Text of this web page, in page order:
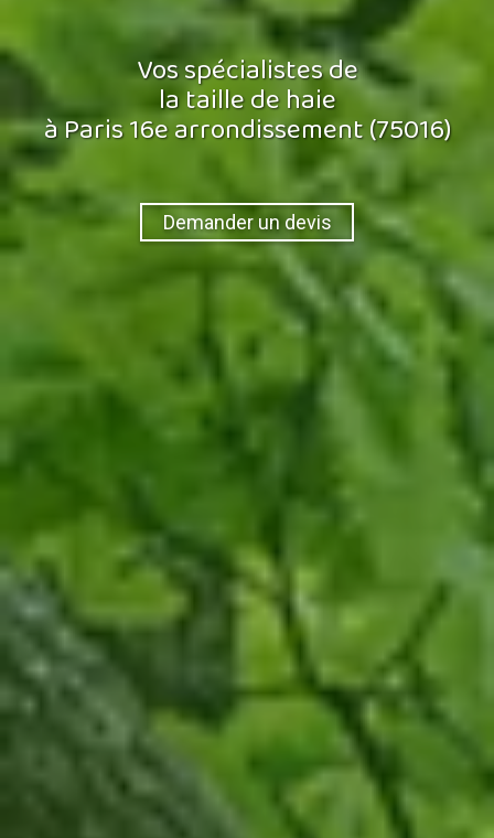
Vos spécialistes de
la taille de haie
à Paris 16e arrondissement (75016)
Demander un devis